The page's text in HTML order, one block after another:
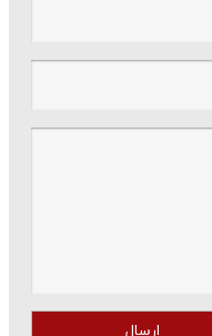
ارسال